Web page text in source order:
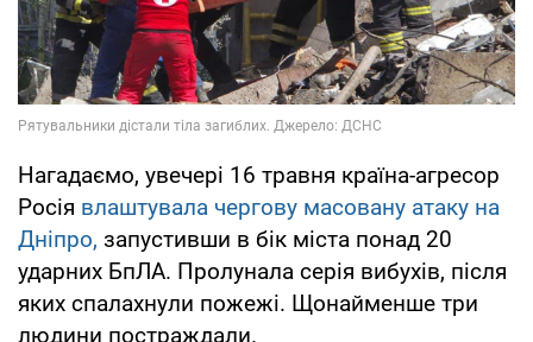
Нагадаємо, увечері 16 травня країна-агресор
Росія влаштувала чергову масовану атаку на
Дніпро, запустивши в бік міста понад 20
ударних БпЛА. Пролунала серія вибухів, після
яких спалахнули пожежі. Щонайменше три
людини постраждали.